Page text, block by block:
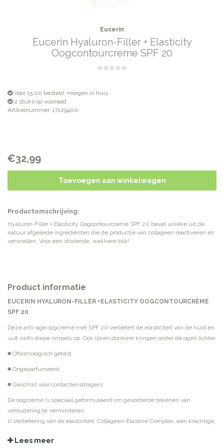
Eucerin
Eucerin Hyaluron-Filler + Elasticity
Oogcontourcreme SPF 20
Voor 15:00 besteld, morgen in huis
2 stuks op voorraad
Artikelnummer: 17129400
€32,99
Toevoegen aan winkelwagen
Productomschrijving:
Hyaluron-Filler + Elasticity Oogcontourcreme SPF 20 bevat unieke uit de
natuur afgeleide ingrediënten die de productie van collageen reactiveren en
versnellen. Voor een stralende, wakkere blik!
Product informatie
EUCERIN HYALURON-FILLER +ELASTICITY OOGCONTOURCRÈME
SPF 20
Deze anti-age oogcrème met SPF 20 verbetert de elasticiteit van de huid en
vult zelfs diepe rimpels op. Ook lijken donkere kringen onder de ogen lichter.
■ Oftalmologisch getest
■ Ongeparfumeerd
■ Geschikt voor contactlensdragers
De oogcrème is speciaal geformuleerd om gevorderde tekenen van
veroudering te verminderen:
1) Verbetering van de elasticiteit: Collageen-Elastine Complex, een krachtige
collageen* en verhoogt de elasticiteit van de huid.
Lees meer